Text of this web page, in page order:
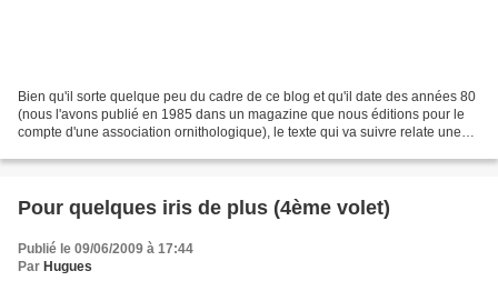
Bien qu'il sorte quelque peu du cadre de ce blog et qu'il date des années 80
(nous l'avons publié en 1985 dans un magazine que nous éditions pour le
compte d'une association ornithologique), le texte qui va suivre relate une
Pour quelques iris de plus (4ème volet)
Publié le 09/06/2009 à 17:44
Par Hugues